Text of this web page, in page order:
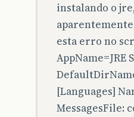
instalando o
esta erro no
AppName=JRE
[Languages]
MessagesFile: